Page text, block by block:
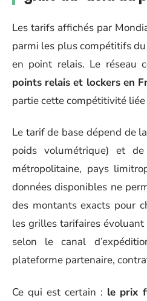
Les tarifs affichés par
parmi les plus compétitifs
en point relais. Le réseau
points relais et lockers en
partie cette compétitivité
Le tarif de base dépend de
poids volumétrique) et
métropolitaine, pays
données disponibles ne
des montants exacts pour
les grilles tarifaires
selon le canal
plateforme partenaire,
Ce qui est certain : le prix